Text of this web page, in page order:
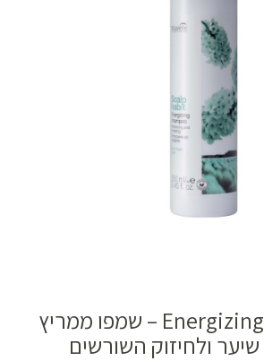
Energizing Shampoo – שמפו ממריץ
ולחיזוק השורשים